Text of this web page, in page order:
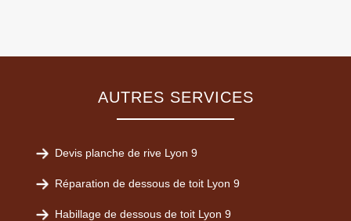
AUTRES SERVICES
Devis planche de rive Lyon 9
Réparation de dessous de toit Lyon 9
Habillage de dessous de toit Lyon 9